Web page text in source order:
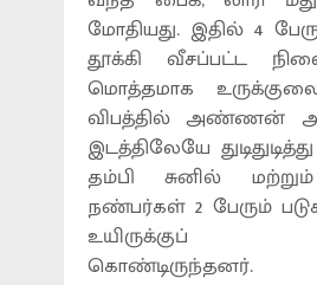
மோதியது. இதில் 4
தூக்கி வீசப்பட்ட
மொத்தமாக
விபத்தில் அண்ணன்
இடத்திலேயே
தம்பி சுனில்
நண்பர்கள் 2 பேரும்
உயிருக்குப்
கொண்டிருந்தனர்.